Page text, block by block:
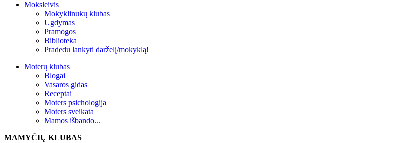
Moksleivis
Mokyklinukų klubas
Ugdymas
Pramogos
Biblioteka
Pradedu lankyti darželį/mokyklą!
Moterų klubas
Blogai
Vasaros gidas
Receptai
Moters psichologija
Moters sveikata
Mamos išbando...
MAMYČIŲ KLUBAS